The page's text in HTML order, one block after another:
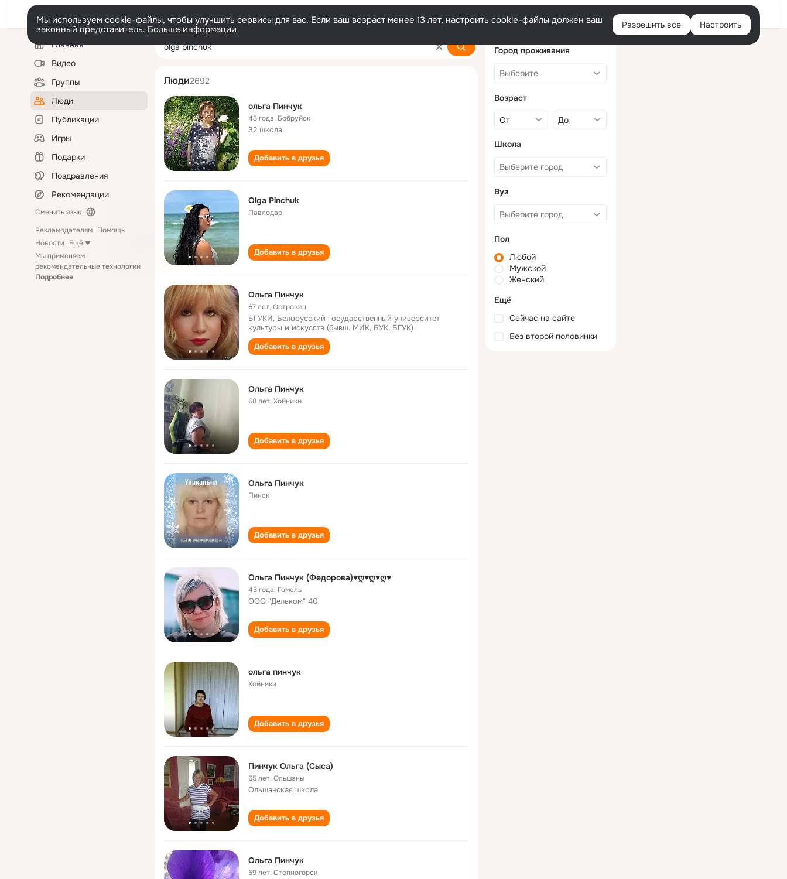
Войти
Мы используем cookie-файлы, чтобы улучшить сервисы для вас. Если ваш возраст менее 13 лет, настроить cookie-файлы должен ваш
законный представитель. Больше информации Разрешить все Настроить
Левая
колонкаГлавная
Видео
Группы
Люди
Публикации
Игры
Подарки
Поздравления
Рекомендации
Сменить язык
Рекламодателям Помощь
Новости Ещё
Мы применяем
рекомендательные технологии
Подробнее
olga pinchuk
Люди2692
ольга Пинчук
43 года, Бобруйск
32 школа
Добавить в друзья
Olga Pinchuk
Павлодар
Добавить в друзья
Ольга Пинчук
67 лет,Островец
БГУКИ, Белорусский государственный университет
культуры и искусств (бывш. МИК, БУК, БГУК)
Добавить в друзья
Ольга Пинчук
68 лет,Хойники
Добавить в друзья
Ольга Пинчук
Пинск
Добавить в друзья
Ольга Пинчук (Федорова)♥ღ♥ღ♥ღ♥
43 года, Гомель
ООО "Дельком" 40
Добавить в друзья
ольга пинчук
Хойники
Добавить в друзья
Пинчук Ольга (Сыса)
65 лет,Ольшаны
Ольшанская школа
Добавить в друзья
Ольга Пинчук
59 лет,Степногорск
Город проживания
Возраст
Школа
Вуз
Пол
Любой
Мужской
Женский
Ещё
Сейчас на сайте
Без второй половинки